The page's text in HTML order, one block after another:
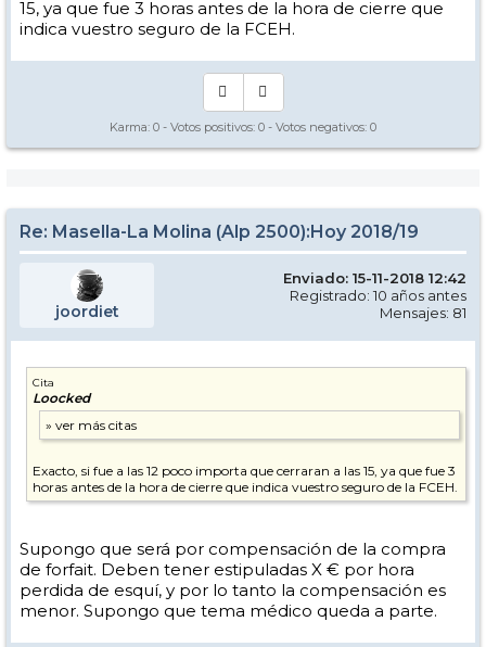
15, ya que fue 3 horas antes de la hora de cierre que
indica vuestro seguro de la FCEH.
Karma: 0 - Votos positivos: 0 - Votos negativos: 0
Re: Masella-La Molina (Alp 2500):Hoy 2018/19
joordiet
Enviado: 15-11-2018 12:42
Registrado: 10 años antes
Mensajes: 81
Cita
Loocked
Exacto, si fue a las 12 poco importa que cerraran a las 15, ya que fue 3
horas antes de la hora de cierre que indica vuestro seguro de la FCEH.
Supongo que será por compensación de la compra
de forfait. Deben tener estipuladas X € por hora
perdida de esquí, y por lo tanto la compensación es
menor. Supongo que tema médico queda a parte.